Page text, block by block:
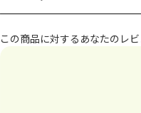
この商品に対するあなたのレ